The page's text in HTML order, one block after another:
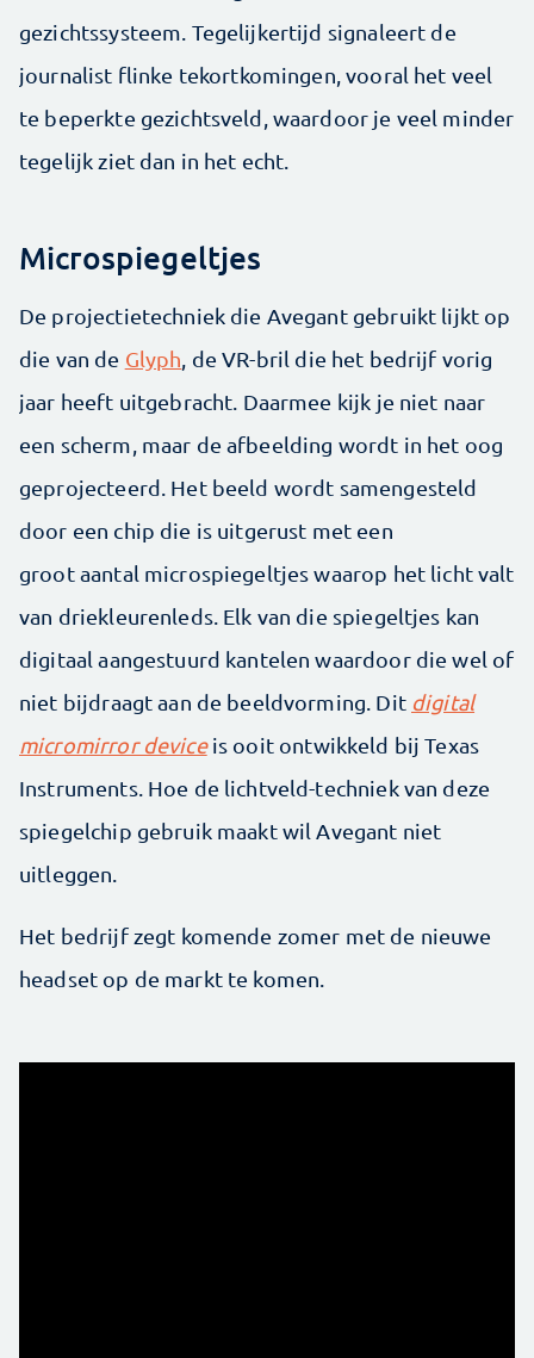
gezichtssysteem. Tegelijkertijd signaleert de
journalist flinke tekortkomingen, vooral het veel
te beperkte gezichtsveld, waardoor je veel minder
tegelijk ziet dan in het echt.
Microspiegeltjes
De projectietechniek die Avegant gebruikt lijkt op
die van de Glyph, de VR-bril die het bedrijf vorig
jaar heeft uitgebracht. Daarmee kijk je niet naar
een scherm, maar de afbeelding wordt in het oog
geprojecteerd. Het beeld wordt samengesteld
door een chip die is uitgerust met een
groot aantal microspiegeltjes waarop het licht valt
van driekleurenleds. Elk van die spiegeltjes kan
digitaal aangestuurd kantelen waardoor die wel of
niet bijdraagt aan de beeldvorming. Dit digital
micromirror deviceis ooit ontwikkeld bij Texas
Instruments. Hoe de lichtveld-techniek van deze
spiegelchip gebruik maakt wil Avegant niet
uitleggen.
Het bedrijf zegt komende zomer met de nieuwe
headset op de markt te komen.